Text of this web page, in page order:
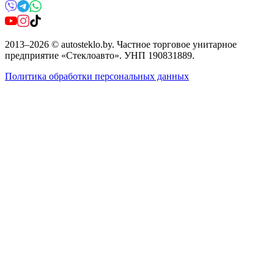
2013–2026 © autosteklo.by. Частное торговое унитарное
предприятие «Стеклоавто». УНП 190831889.
Политика обработки персональных данных